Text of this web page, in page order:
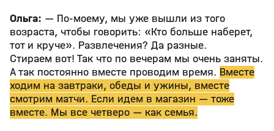
Ольга: — По-моему, мы уже вышли из того
возраста, чтобы говорить: «Кто больше наберет,
тот и круче». Развлечения? Да разные.
Стираем вот! Так что по вечерам мы очень заняты.
А так постоянно вместе проводим время. Вместе
ходим на завтраки, обеды и ужины, вместе
смотрим матчи. Если идем в магазин — тоже
вместе. Мы все четверо — как семья.